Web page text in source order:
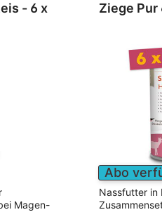
- 6 x
Magen-
Abo
Ziege
Nassfutter in